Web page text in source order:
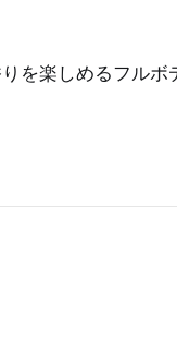
を楽しめるフルボ